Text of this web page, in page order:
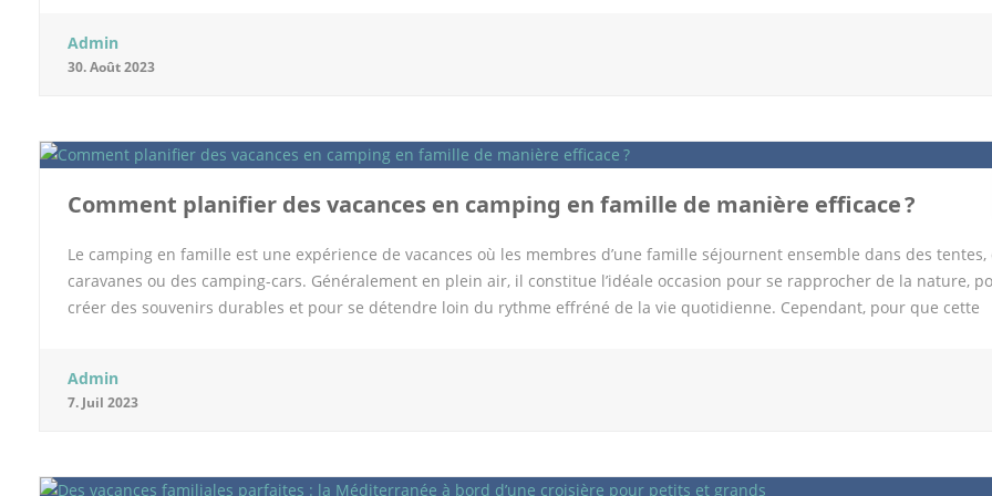
d’hébergement. Elles vous offrent la possibilité de filtrer les résultats en fonction de la fourchette de prix, la localisation
géographique, ou encore les commodités proposées par l’établissement. Grâce à ces fonctionnalités, vous serez en mesure
proposition répond le mieux à vos critères tout en préservant l’intégrité de votre budget initial. En outre, les avis laissés par
Admin
30. Août 2023
Comment planifier des vacances en camping en famille de manière efficace ?
Le camping en famille est une expérience de vacances où les membres d’une famille séjournent ensemble dans des tentes,
caravanes ou des camping-cars. Généralement en plein air, il constitue l’idéale occasion pour se rapprocher de la nature,
créer des souvenirs durables et pour se détendre loin du rythme effréné de la vie quotidienne. Cependant, pour que cette
camping en famille est le choix de la destination. Et puisqu’il s’agit d’une expérience qui sera partagée par plusieurs
est important de prendre en compte les intérêts et les goûts de chacun. Pour ce faire, essayez d’avoir une discussion ouverte
Admin
7. Juil 2023